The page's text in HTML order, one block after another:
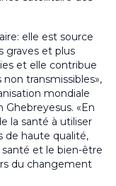
elle est source
graves et plus
et elle contribue
transmissibles»,
mondiale
Ghebreyesus. «En
la santé à utiliser
de haute qualité,
et le bien-être
du changement